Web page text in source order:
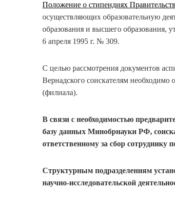
Положение о стипендиях
осуществляющих образовательную
образования и высшего образования,
6 апреля 1995 г. № 309.
С целью рассмотрения документов
Вернадского соискателям необходимо
(филиала).
В связи с необходимостью
базу данных Минобрнауки РФ,
ответственному за сбор сотруднику
Структурным подразделениям
научно-исследовательской